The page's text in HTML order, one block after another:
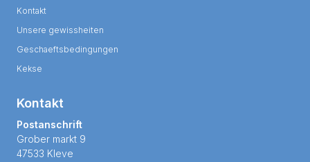
Kontakt
Unsere gewissheiten
Geschaeftsbedingungen
Kekse
Kontakt
Postanschrift
Grober markt 9
47533 Kleve